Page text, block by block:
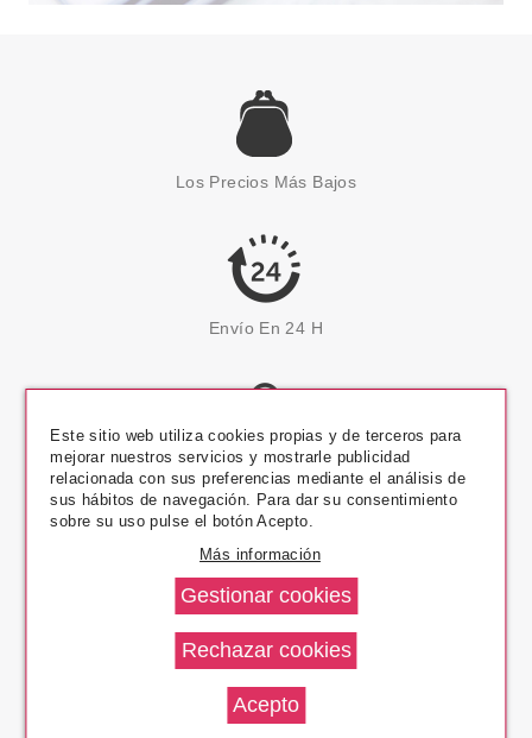
Los Precios Más Bajos
Envío En 24 H
Pago Seguro
14 Días Devolución
Este sitio web utiliza cookies propias y de terceros para
mejorar nuestros servicios y mostrarle publicidad
relacionada con sus preferencias mediante el análisis de
sus hábitos de navegación. Para dar su consentimiento
sobre su uso pulse el botón Acepto.
Más información